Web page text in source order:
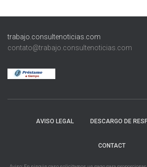
trabajo.consultenoticias.com
contato@trabajo.consultenoticias.com
AVISO LEGAL DESCARGO DE
CONTACT